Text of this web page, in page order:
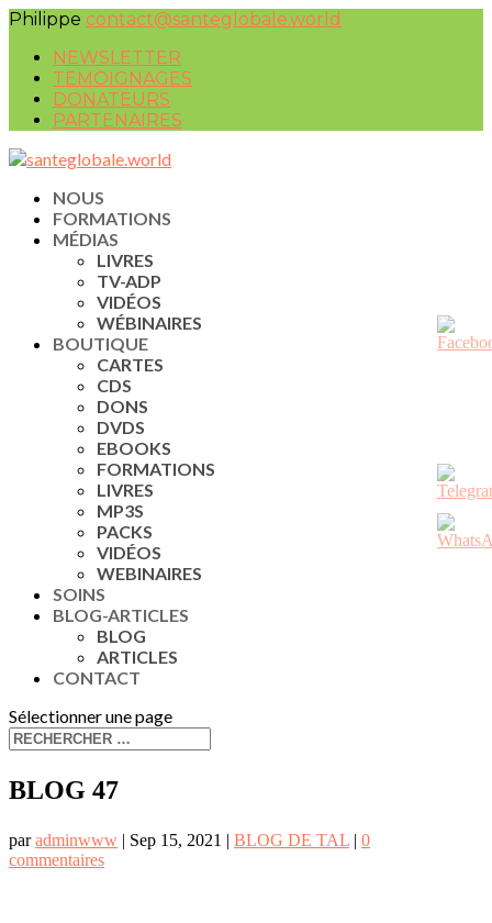
Philippe contact@santeglobale.world
NEWSLETTER
TEMOIGNAGES
DONATEURS
PARTENAIRES
NOUS
FORMATIONS
MÉDIAS
LIVRES
TV-ADP
VIDÉOS
WÉBINAIRES
BOUTIQUE
CARTES
CDS
DONS
DVDS
EBOOKS
FORMATIONS
LIVRES
MP3S
PACKS
VIDÉOS
WEBINAIRES
SOINS
BLOG-ARTICLES
BLOG
ARTICLES
CONTACT
Sélectionner une page
BLOG 47
paradminwww | Sep 15, 2021 | BLOG DE TAL | 0
commentaires